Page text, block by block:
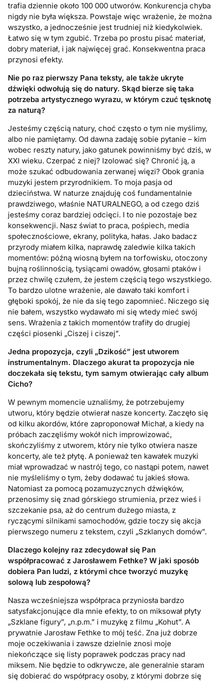
trafia dziennie około 100 000 utworów. Konkurencja chyba
nigdy nie była większa. Powstaje więc wrażenie, że można
wszystko, a jednocześnie jest trudniej niż kiedykolwiek.
Łatwo się w tym zgubić. Trzeba po prostu pisać materiał,
dobry materiał, i jak najwięcej grać. Konsekwentna praca
przynosi efekty.
Nie po raz pierwszy Pana teksty, ale także ukryte
dźwięki odwołują się do natury. Skąd bierze się taka
potrzeba artystycznego wyrazu, w którym czuć tęsknotę
za naturą?
Jesteśmy częścią natury, choć często o tym nie myślimy,
albo nie pamiętamy. Od dawna zadaję sobie pytanie – kim
wobec reszty natury, jako gatunek powinniśmy być dziś, w
XXI wieku. Czerpać z niej? Izolować się? Chronić ją, a
może szukać odbudowania zerwanej więzi? Obok grania
muzyki jestem przyrodnikiem. To moja pasja od
dzieciństwa. W naturze znajduję coś fundamentalnie
prawdziwego, właśnie NATURALNEGO, a od czego dziś
jesteśmy coraz bardziej odcięci. I to nie pozostaje bez
konsekwencji. Nasz świat to praca, pośpiech, media
społecznościowe, ekrany, polityka, hałas. Jako badacz
przyrody miałem kilka, naprawdę zaledwie kilka takich
momentów: późną wiosną byłem na torfowisku, otoczony
bujną roślinnością, tysiącami owadów, głosami ptaków i
przez chwilę czułem, że jestem częścią tego wszystkiego.
To bardzo ulotne wrażenie, ale dawało taki komfort i
głęboki spokój, że nie da się tego zapomnieć. Niczego się
nie bałem, wszystko wydawało mi się wtedy mieć swój
sens. Wrażenia z takich momentów trafiły do drugiej
części piosenki „Ciszej i ciszej”.
Jedna propozycja, czyli „Dzikość” jest utworem
instrumentalnym. Dlaczego akurat ta propozycja nie
doczekała się tekstu, tym samym otwierając cały album
Cicho?
W pewnym momencie uznaliśmy, że potrzebujemy
utworu, który będzie otwierał nasze koncerty. Zaczęło się
od kilku akordów, które zaproponował Michał, a kiedy na
próbach zaczęliśmy wokół nich improwizować,
skończyliśmy z utworem, który nie tylko otwiera nasze
koncerty, ale też płytę. A ponieważ ten kawałek muzyki
miał wprowadzać w nastrój tego, co nastąpi potem, nawet
nie myśleliśmy o tym, żeby dodawać tu jakieś słowa.
Natomiast za pomocą pozamuzycznych dźwięków,
przenosimy się znad górskiego strumienia, przez wieś i
szczekanie psa, aż do centrum dużego miasta, z
ryczącymi silnikami samochodów, gdzie toczy się akcja
pierwszego numeru z tekstem, czyli „Szklanych domów”.
Dlaczego kolejny raz zdecydował się Pan
współpracować z Jarosławem Fethke? W jaki sposób
dobiera Pan ludzi, z którymi chce tworzyć muzykę
solową lub zespołową?
Nasza wcześniejsza współpraca przyniosła bardzo
satysfakcjonujące dla mnie efekty, to on miksował płyty
„Szklane figury”, „n.p.m.” i muzykę z filmu „Kohut”. A
prywatnie Jarosław Fethke to mój teść. Zna już dobrze
moje oczekiwania i zawsze dzielnie znosi moje
niekończące się listy poprawek podczas pracy nad
miksem. Nie będzie to odkrywcze, ale generalnie staram
się dobierać do współpracy osoby, z którymi dobrze się